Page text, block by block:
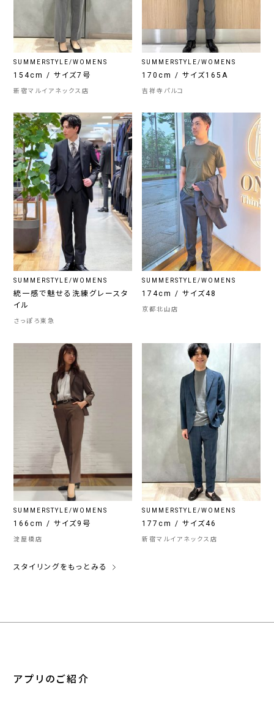
SUMMERSTYLE/WOMENS
154cm / サイズ7号
新宿マルイアネックス店
SUMMERSTYLE/WOMENS
170cm / サイズ165A
吉祥寺パルコ
SUMMERSTYLE/WOMENS
統一感で魅せる洗練グレースタ
イル
さっぽろ東急
SUMMERSTYLE/WOMENS
174cm / サイズ48
京都北山店
SUMMERSTYLE/WOMENS
166cm / サイズ9号
淀屋橋店
SUMMERSTYLE/WOMENS
177cm / サイズ46
新宿マルイアネックス店
スタイリングをもっとみる
アプリのご紹介